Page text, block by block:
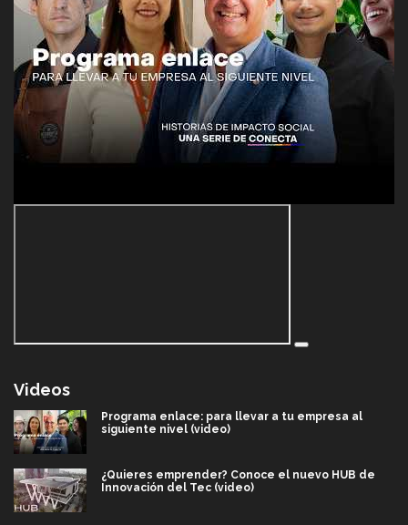
Videos
Programa enlace: para llevar a tu empresa al
siguiente nivel (video)
¿Quieres emprender? Conoce el nuevo HUB de
Innovación del Tec (video)